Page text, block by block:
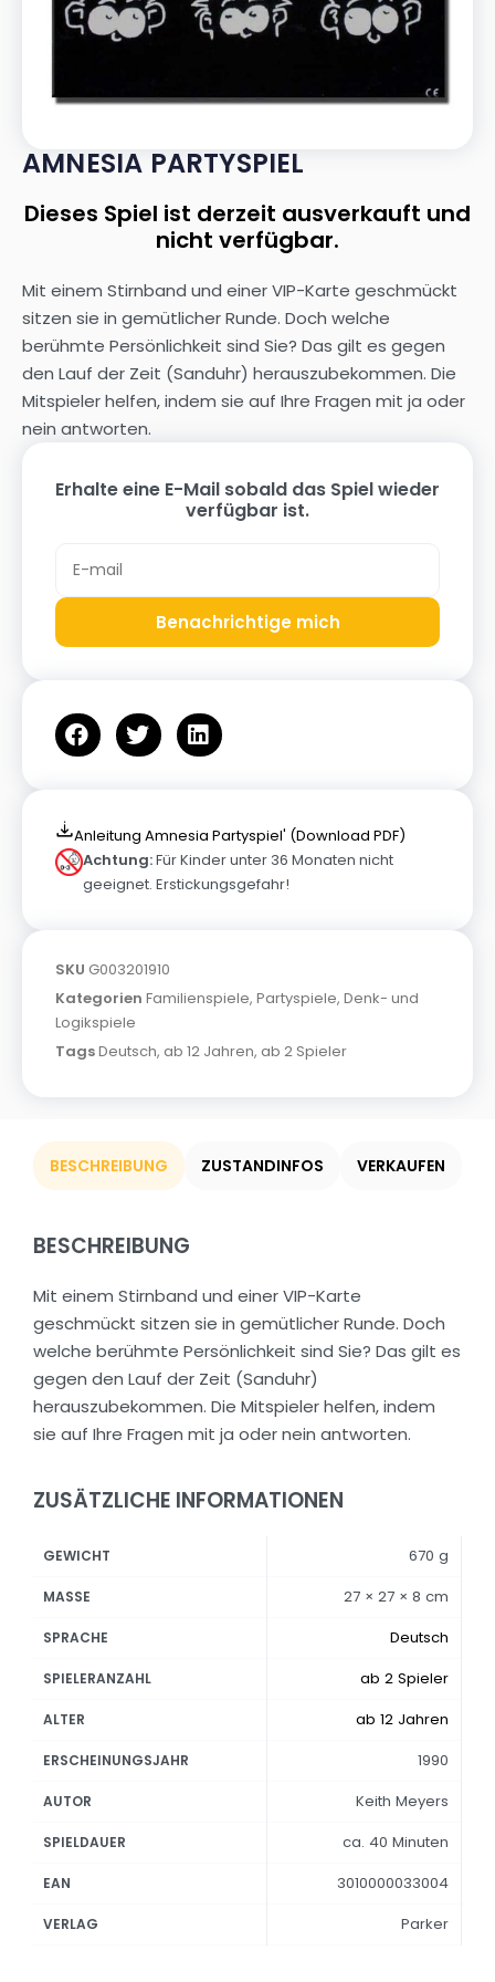
AMNESIA PARTYSPIEL
Dieses Spiel ist derzeit ausverkauft und
nicht verfügbar.
Mit einem Stirnband und einer VIP-Karte geschmückt
sitzen sie in gemütlicher Runde. Doch welche
berühmte Persönlichkeit sind Sie? Das gilt es gegen
den Lauf der Zeit (Sanduhr) herauszubekommen. Die
Mitspieler helfen, indem sie auf Ihre Fragen mit ja oder
nein antworten.
Erhalte eine E-Mail sobald das Spiel wieder
verfügbar ist.
Benachrichtige mich
Anleitung Amnesia Partyspiel' (Download PDF)
Achtung:Für Kinder unter 36 Monaten nicht
geeignet. Erstickungsgefahr!
SKU G003201910
Kategorien Familienspiele, Partyspiele, Denk- und
Logikspiele
TagsDeutsch, ab 12 Jahren, ab 2 Spieler
BESCHREIBUNG ZUSTANDINFOS VERKAUFEN
BESCHREIBUNG
Mit einem Stirnband und einer VIP-Karte
geschmückt sitzen sie in gemütlicher Runde. Doch
welche berühmte Persönlichkeit sind Sie? Das gilt es
gegen den Lauf der Zeit (Sanduhr)
herauszubekommen. Die Mitspieler helfen, indem
sie auf Ihre Fragen mit ja oder nein antworten.
ZUSÄTZLICHE INFORMATIONEN
GEWICHT 670 g
MASSE 27 × 27 × 8 cm
SPRACHE Deutsch
SPIELERANZAHL ab 2 Spieler
ALTER ab 12 Jahren
ERSCHEINUNGSJAHR 1990
AUTOR Keith Meyers
SPIELDAUER ca. 40 Minuten
EAN 3010000033004
VERLAG Parker